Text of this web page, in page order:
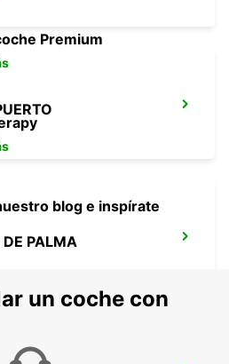
PALMA
Premium
blog e inspírate
un coche con